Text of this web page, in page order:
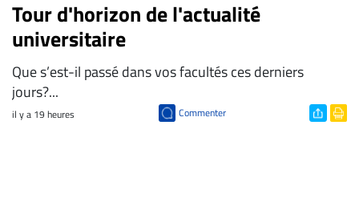
Tour d'horizon de l'actualité
universitaire
Que s’est-il passé dans vos facultés ces derniers
jours?...
il y a 19 heures Commenter